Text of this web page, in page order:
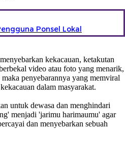
Ponsel Lokal
kekacauan, ketakutan
video atau foto yang menarik,
penyebarannya yang memviral
dalam masyarakat.
untuk dewasa dan menghindari
menjadi 'jarimu harimaumu' agar
dan menyebarkan sebuah